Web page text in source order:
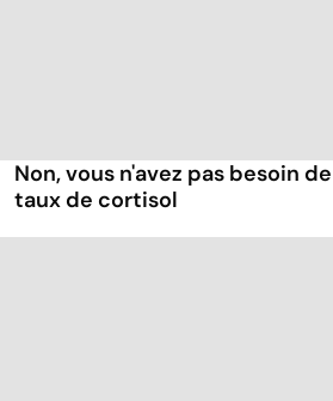
Non, vous n'avez pas besoin
taux de cortisol